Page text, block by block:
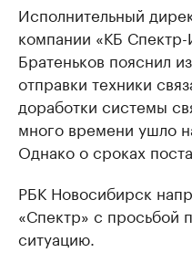
Исполнительный
компании «КБ
Братеньков пояснил
отправки техники
доработки системы
много времени ушло
Однако о сроках
РБК Новосибирск
«Спектр» с просьбой
ситуацию.